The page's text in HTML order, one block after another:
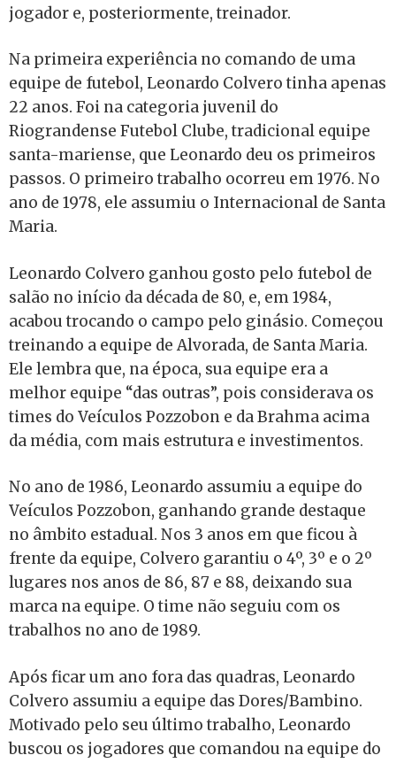
jogador e, posteriormente, treinador.
Na primeira experiência no comando de uma
equipe de futebol, Leonardo Colvero tinha apenas
22 anos. Foi na categoria juvenil do
Riograndense Futebol Clube, tradicional equipe
santa-mariense, que Leonardo deu os primeiros
passos. O primeiro trabalho ocorreu em 1976. No
ano de 1978, ele assumiu o Internacional de Santa
Maria.
Leonardo Colvero ganhou gosto pelo futebol de
salão no início da década de 80, e, em 1984,
acabou trocando o campo pelo ginásio. Começou
treinando a equipe de Alvorada, de Santa Maria.
Ele lembra que, na época, sua equipe era a
melhor equipe “das outras”, pois considerava os
times do Veículos Pozzobon e da Brahma acima
da média, com mais estrutura e investimentos.
No ano de 1986, Leonardo assumiu a equipe do
Veículos Pozzobon, ganhando grande destaque
no âmbito estadual. Nos 3 anos em que ficou à
frente da equipe, Colvero garantiu o 4º, 3º e o 2º
lugares nos anos de 86, 87 e 88, deixando sua
marca na equipe. O time não seguiu com os
trabalhos no ano de 1989.
Após ficar um ano fora das quadras, Leonardo
Colvero assumiu a equipe das Dores/Bambino.
Motivado pelo seu último trabalho, Leonardo
buscou os jogadores que comandou na equipe do